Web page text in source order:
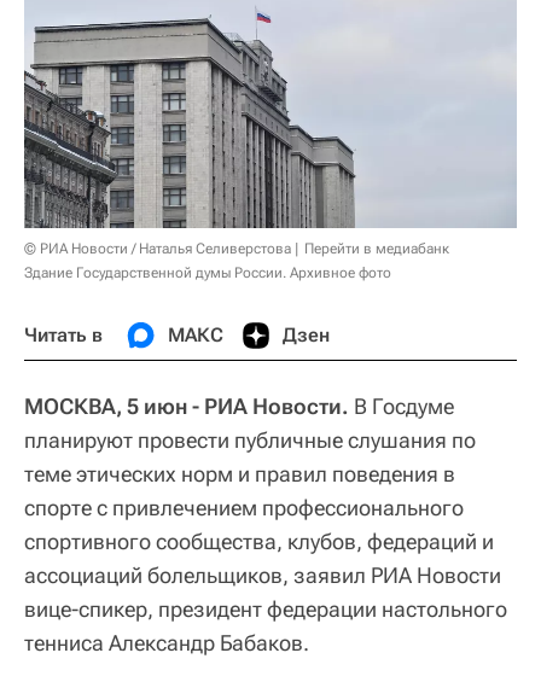
© РИА Новости / Наталья Селиверстова
Перейти в медиабанк
Здание Государственной думы России. Архивное фото
Читать в МАКС Дзен
МОСКВА, 5 июн - РИА Новости. В Госдуме
планируют провести публичные слушания по
теме этических норм и правил поведения в
спорте с привлечением профессионального
спортивного сообщества, клубов, федераций и
ассоциаций болельщиков, заявил РИА Новости
вице-спикер, президент федерации настольного
тенниса Александр Бабаков.